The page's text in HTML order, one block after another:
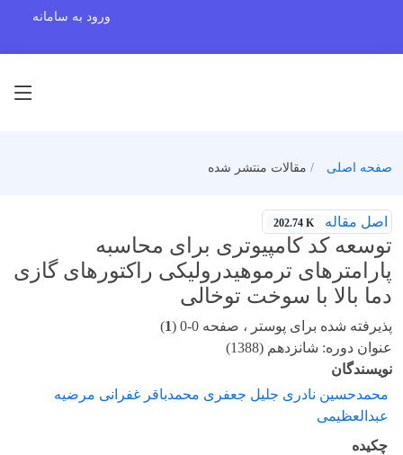
ورود به سامانه
صفحه اصلی مقالات منتشر شده
اصل مقاله 202.74 K
توسعه کد کامپیوتری برای محاسبه
پارامترهای ترموهیدرولیکی راکتورهای گازی
دما بالا با سوخت توخالی
پذیرفته شده برای پوستر ، صفحه 0-0 ( 1
)
عنوان دوره: شانزدهم (1388)
نویسندگان
محمدحسین نادری جلیل جعفری محمدباقر غفرانی مرضیه
عبدالعظیمی
چکیده